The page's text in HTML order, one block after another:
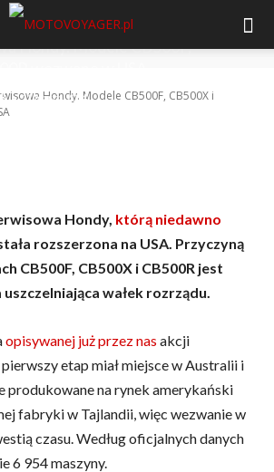
Hondy. Modele CB500F, CB500X i
Hondy. Modele CB500F,
- 11 marca 2014
Hondy, którą niedawno
rozszerzona na USA. Przyczyną
CB500F, CB500X i CB500R jest
uszczelniająca wałek rozrządu.
opisywanej już przez nas akcji
etap miał miejsce w Australii i
produkowane na rynek amerykański
fabryki w Tajlandii, więc wezwanie w
czasu. Według oficjalnych danych
6 954 maszyny.